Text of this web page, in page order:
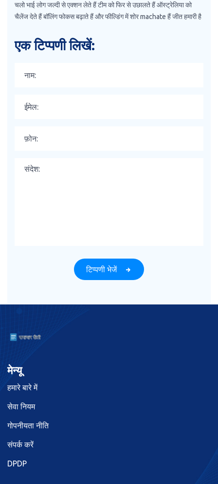
चलो भाई लोग जल्दी से एक्शन लेते हैं टीम को फिर से उछालते हैं ऑस्ट्रेलिया को
चैलेंज देते हैं बॉलिंग फोकस बढ़ाते हैं और फील्डिंग में शोर machate हैं जीत हमारी है
एक टिप्पणी लिखें:
टिप्पणी भेजें
मेन्यू
हमारे बारे में
सेवा नियम
गोपनीयता नीति
संपर्क करें
DPDP